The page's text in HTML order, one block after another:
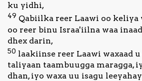
ku yidhi,
49 Qabiilka reer Laawi oo keliya
oo reer binu Israa'iilna waa
dhex darin,
50 laakiinse reer Laawi waxaad
taliyaan taambuugga maragga,
dhan, iyo waxa uu isagu